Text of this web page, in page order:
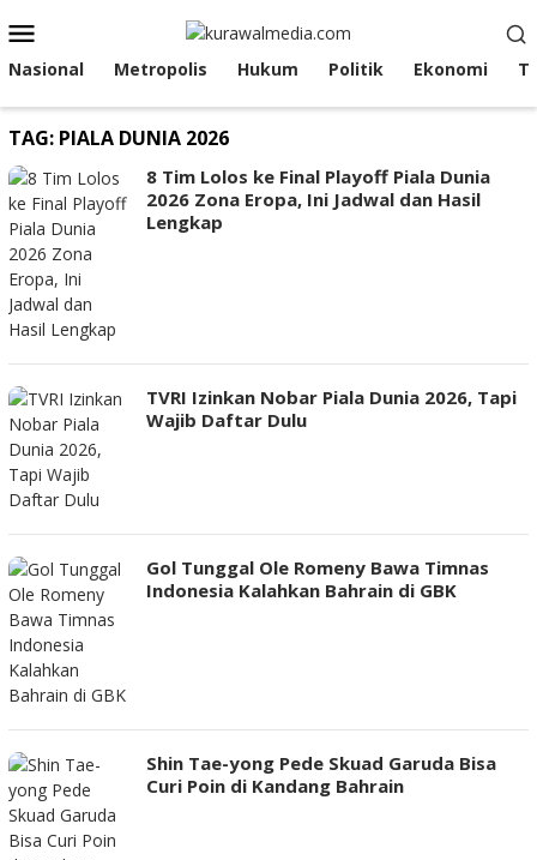
ke
kontenMobile
Nasional Metropolis Hukum Politik Ekonomi
TAG: PIALA DUNIA 2026
8 Tim Lolos ke Final Playoff Piala Dunia
2026 Zona Eropa, Ini Jadwal dan Hasil
Lengkap
TVRI Izinkan Nobar Piala Dunia 2026, Tapi
Wajib Daftar Dulu
Gol Tunggal Ole Romeny Bawa Timnas
Indonesia Kalahkan Bahrain di GBK
Shin Tae-yong Pede Skuad Garuda Bisa
Curi Poin di Kandang Bahrain